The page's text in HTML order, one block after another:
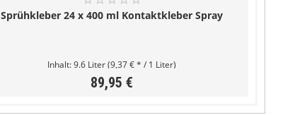
Sprühkleber 24 x 400 ml Kontaktkleber Spray
Inhalt:9.6 Liter(9,37 € * / 1 Liter)
89,95 €